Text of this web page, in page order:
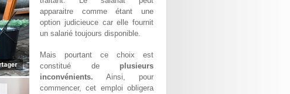
apparaitre comme étant une
option judicieuce car elle fournit
un salarié toujours disponible.
Mais pourtant ce choix est
constitué de plusieurs
inconvénients. Ainsi, pour
commencer, cet emploi obligera